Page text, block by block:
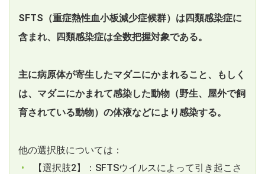
SFTS（重症熱性血小板減少症候群）は四類感染症に
含まれ、四類感染症は全数把握対象である。
主に病原体が寄生したマダニにかまれること、もしく
は、マダニにかまれて感染した動物（野生、屋外で飼
育されている動物）の体液などにより感染する。
他の選択肢については：
【選択肢2】：SFTSウイルスによって引き起こさ